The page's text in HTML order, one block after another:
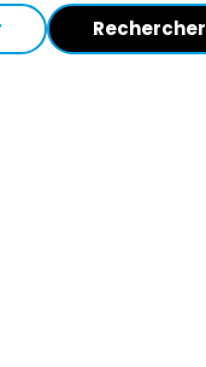
Rechercher